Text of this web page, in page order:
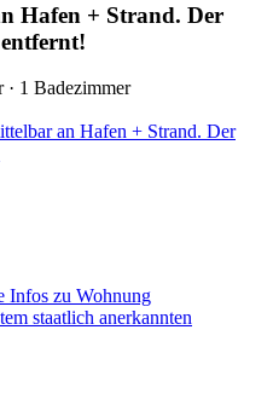
Hafen + Strand. Der
· 1 Badezimmer
an Hafen + Strand. Der
Infos zu Wohnung
staatlich anerkannten